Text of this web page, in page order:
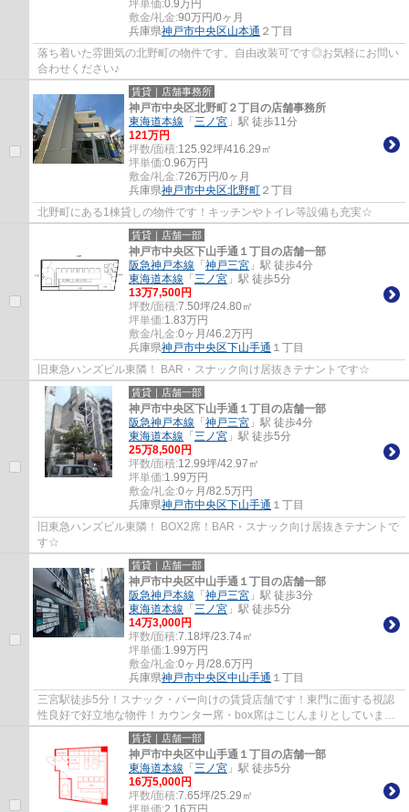
坪単価:0.9万円
敷金/礼金:90万円/0ヶ月
兵庫県神戸市中央区山本通 ２丁目
落ち着いた雰囲気の北野町の物件です。自由改装可です◎お気軽にお問い
合わせください♪
賃貸｜店舗事務所
神戸市中央区北野町２丁目の店舗事務所
東海道本線 「 三ノ宮 」駅 徒歩11分
121万円
坪数/面積:125.92坪/416.29㎡
坪単価:0.96万円
敷金/礼金:726万円/0ヶ月
兵庫県神戸市中央区北野町 ２丁目
北野町にある1棟貸しの物件です！キッチンやトイレ等設備も充実☆
賃貸｜店舗一部
神戸市中央区下山手通１丁目の店舗一部
阪急神戸本線 「 神戸三宮 」駅 徒歩4分
東海道本線 「 三ノ宮 」駅 徒歩5分
13万7,500円
坪数/面積:7.50坪/24.80㎡
坪単価:1.83万円
敷金/礼金:0ヶ月/46.2万円
兵庫県神戸市中央区下山手通 １丁目
旧東急ハンズビル東隣！ BAR・スナック向け居抜きテナントです☆
賃貸｜店舗一部
神戸市中央区下山手通１丁目の店舗一部
阪急神戸本線 「 神戸三宮 」駅 徒歩4分
東海道本線 「 三ノ宮 」駅 徒歩5分
25万8,500円
坪数/面積:12.99坪/42.97㎡
坪単価:1.99万円
敷金/礼金:0ヶ月/82.5万円
兵庫県神戸市中央区下山手通 １丁目
旧東急ハンズビル東隣！ BOX2席！BAR・スナック向け居抜きテナントで
す☆
賃貸｜店舗一部
神戸市中央区中山手通１丁目の店舗一部
阪急神戸本線 「 神戸三宮 」駅 徒歩3分
東海道本線 「 三ノ宮 」駅 徒歩5分
14万3,000円
坪数/面積:7.18坪/23.74㎡
坪単価:1.99万円
敷金/礼金:0ヶ月/28.6万円
兵庫県神戸市中央区中山手通 １丁目
三宮駅徒歩5分！スナック・バー向けの賃貸店舗です！東門に面する視認
性良好で好立地な物件！カウンター席・box席はこじんまりとしています♪
ぜひお気軽にお問い合わせください♪
賃貸｜店舗一部
神戸市中央区中山手通１丁目の店舗一部
東海道本線 「 三ノ宮 」駅 徒歩5分
16万5,000円
坪数/面積:7.65坪/25.29㎡